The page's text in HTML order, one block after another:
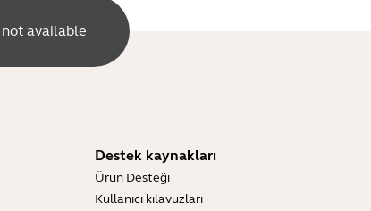
available
Destek kaynakları
Ürün Desteği
Kullanıcı kılavuzları